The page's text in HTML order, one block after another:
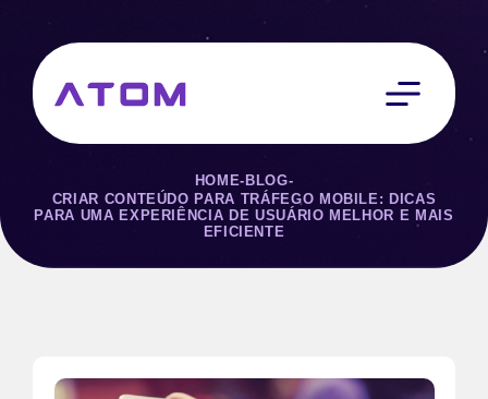
HOME- BLOG-
CRIAR CONTEÚDO PARA TRÁFEGO MOBILE: DICAS
PARA UMA EXPERIÊNCIA DE USUÁRIO MELHOR E MAIS
EFICIENTE